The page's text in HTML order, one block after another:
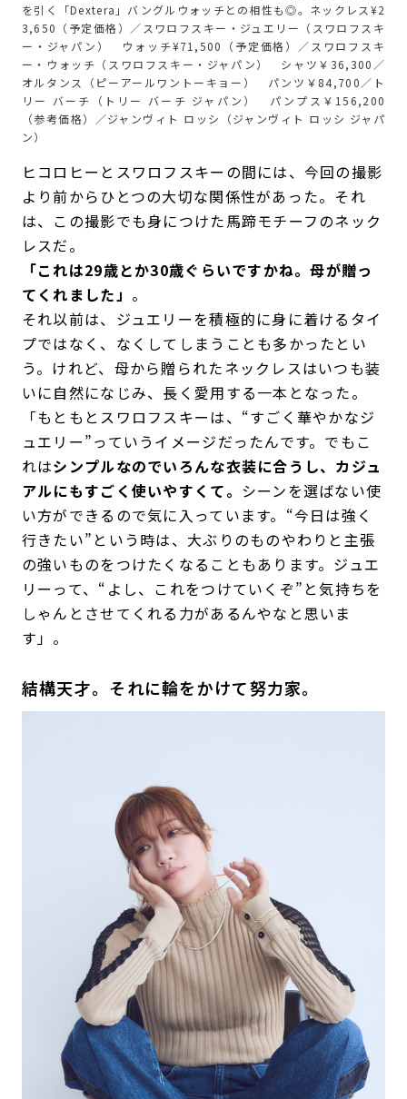
を引く「Dextera」バングルウォッチとの相性も◎。ネックレス¥2
3,650（予定価格）／スワロフスキー・ジュエリー（スワロフスキ
ー・ジャパン） ウォッチ¥71,500（予定価格）／スワロフスキ
ー・ウォッチ（スワロフスキー・ジャパン） シャツ￥36,300／
オルタンス（ピーアールワントーキョー） パンツ￥84,700／ト
リー バーチ（トリー バーチ ジャパン） パンプス￥156,200
（参考価格）／ジャンヴィト ロッシ（ジャンヴィト ロッシ ジャパ
ン）
ヒコロヒーとスワロフスキーの間には、今回の撮影
より前からひとつの大切な関係性があった。それ
は、この撮影でも身につけた馬蹄モチーフのネック
レスだ。
「これは29歳とか30歳ぐらいですかね。母が贈っ
てくれました」 。
それ以前は、ジュエリーを積極的に身に着けるタイ
プではなく、なくしてしまうことも多かったとい
う。けれど、母から贈られたネックレスはいつも装
いに自然になじみ、長く愛用する一本となった。
「もともとスワロフスキーは、“すごく華やかなジ
ュエリー”っていうイメージだったんです。でもこ
れはシンプルなのでいろんな衣装に合うし、カジュ
アルにもすごく使いやすくて。 シーンを選ばない使
い方ができるので気に入っています。“今日は強く
行きたい”という時は、大ぶりのものやわりと主張
の強いものをつけたくなることもあります。ジュエ
リーって、“よし、これをつけていくぞ”と気持ちを
しゃんとさせてくれる力があるんやなと思いま
す」。
結構天才。それに輪をかけて努力家。